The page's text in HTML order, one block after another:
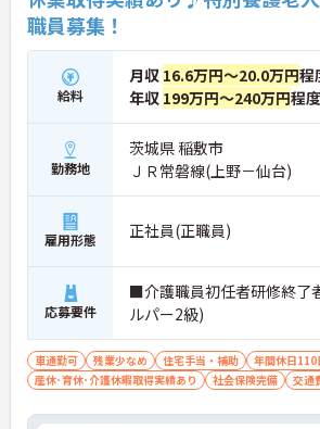
職員募集！
給料
月収 16.6万円～20.0万円程
年収 199万円～240万円程
勤務地
茨城県 稲敷市
ＪＲ常磐線(上野－仙台)
雇用形態 正社員(正職員)
応募要件
■介護職員初任者研修終
ルパー2級)
車通勤可 残業少なめ 住宅手当・補助
年間休日110
産休･育休･介護休暇取得実績あり
社会保険完備 交通